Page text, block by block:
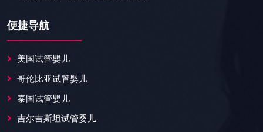
便捷导航
美国试管婴儿
哥伦比亚试管婴儿
泰国试管婴儿
吉尔吉斯坦试管婴儿